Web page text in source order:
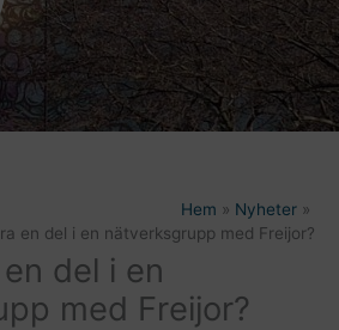
Hem
Nyheter
en del i en nätverksgrupp med Freijor?
del i en
med Freijor?